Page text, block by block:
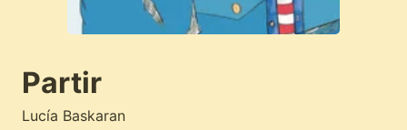
Partir
Lucía Baskaran